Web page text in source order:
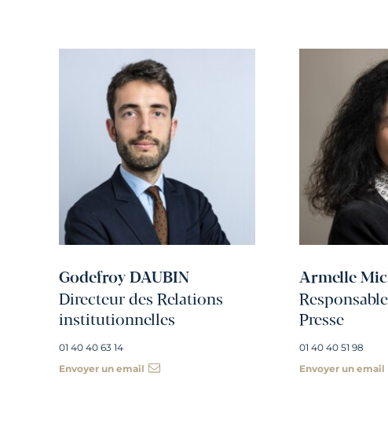
Godefroy DAUBIN
Directeur des Relations
institutionnelles
01 40 40 63 14
Envoyer un email
Armelle
Presse
01 40 40 51 98
Envoyer un email